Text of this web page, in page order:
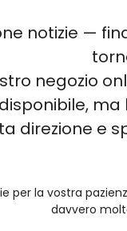
notizie —
negozio
direzione e
per la vostra
davvero
ELF BAR COMBO PRO
KING 40000 ELF
VOZOL RAVE